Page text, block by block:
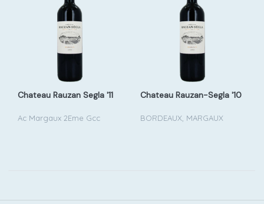
Chateau Rauzan Segla '11
Ac Margaux 2Eme Gcc
Chateau Rauzan-Segla '10
BORDEAUX, MARGAUX